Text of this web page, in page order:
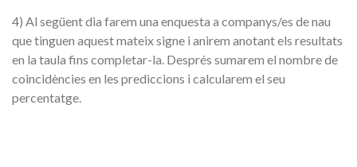
4) Al següent dia farem una enquesta a companys/es de nau
que tinguen aquest mateix signe i anirem anotant els resultats
en la taula fins completar-la. Després sumarem el nombre de
coincidències en les prediccions i calcularem el seu
percentatge.